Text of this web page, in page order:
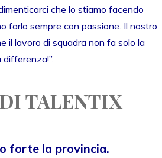
che lo stiamo facendo
farlo sempre con passione. Il nostro
il lavoro di squadra non fa solo la
TALENTIX
forte la provincia.